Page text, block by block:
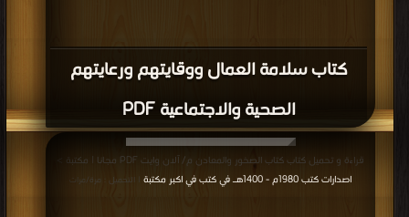
كتاب سلامة العمال ووقايتهم ورعايتهم
الصحية والاجتماعية PDF
قراءة و تحميل كتاب كتاب الصخور والمعادن م/ آلان وايت PDF مجانا | مكتبة >
اصدارات كتب 1980م - 1400هـ في كتب في اكبر مكتبة
| التحميل : مرة/مرات